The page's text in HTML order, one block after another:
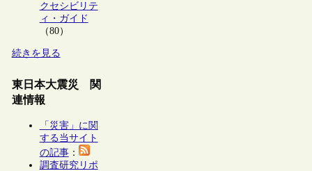
クセシビリテ
ィ・ガイド
（80）
続きを見る
東日本大震災 関
連情報
「災害」に関
する当サイト
の記事：
調査研究リポ